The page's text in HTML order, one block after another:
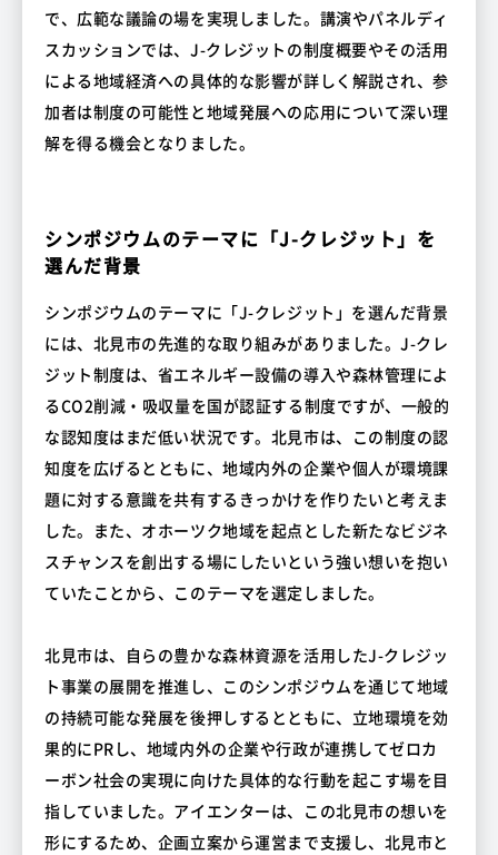
で、広範な議論の場を実現しました。講演やパネルディ
スカッションでは、J-クレジットの制度概要やその活用
による地域経済への具体的な影響が詳しく解説され、参
加者は制度の可能性と地域発展への応用について深い理
解を得る機会となりました。
シンポジウムのテーマに「J-クレジット」を
選んだ背景
シンポジウムのテーマに「J-クレジット」を選んだ背景
には、北見市の先進的な取り組みがありました。J-クレ
ジット制度は、省エネルギー設備の導入や森林管理によ
るCO2削減・吸収量を国が認証する制度ですが、一般的
な認知度はまだ低い状況です。北見市は、この制度の認
知度を広げるとともに、地域内外の企業や個人が環境課
題に対する意識を共有するきっかけを作りたいと考えま
した。また、オホーツク地域を起点とした新たなビジネ
スチャンスを創出する場にしたいという強い想いを抱い
ていたことから、このテーマを選定しました。
北見市は、自らの豊かな森林資源を活用したJ-クレジッ
ト事業の展開を推進し、このシンポジウムを通じて地域
の持続可能な発展を後押しするとともに、立地環境を効
果的にPRし、地域内外の企業や行政が連携してゼロカ
ーボン社会の実現に向けた具体的な行動を起こす場を目
指していました。アイエンターは、この北見市の想いを
形にするため、企画立案から運営まで支援し、北見市と